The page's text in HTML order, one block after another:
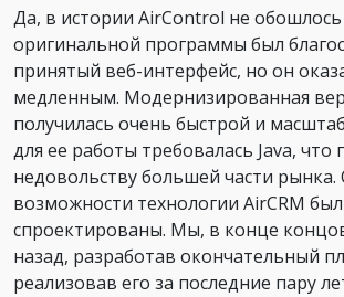
Да, в истории AirControl не обошлось
оригинальной программы был
принятый веб-интерфейс, но он
медленным. Модернизированная
получилась очень быстрой и
для ее работы требовалась Java, что
недовольству большей части
возможности технологии AirCRM
спроектированы. Мы, в конце
назад, разработав окончательный
реализовав его за последние пару